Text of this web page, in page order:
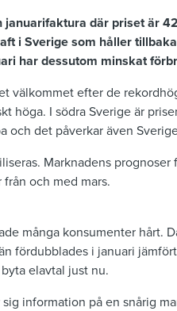
där priset är
i Sverige som håller
har dessutom minskat
välkommet efter de
höga. I södra Sverige är
och det påverkar även
Marknadens
och med mars.
många konsumenter hårt.
fördubblades i januari
elavtal just nu.
information på en snårig